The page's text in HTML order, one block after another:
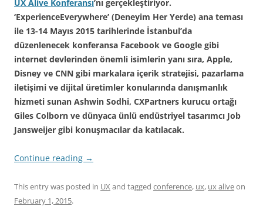
UX Alive Konferansı’nı gerçekleştiriyor.
‘ExperienceEverywhere’ (Deneyim Her Yerde) ana teması
ile 13-14 Mayıs 2015 tarihlerinde İstanbul’da
düzenlenecek konferansa Facebook ve Google gibi
internet devlerinden önemli isimlerin yanı sıra, Apple,
Disney ve CNN gibi markalara içerik stratejisi, pazarlama
iletişimi ve dijital üretimler konularında danışmanlık
hizmeti sunan Ashwin Sodhi, CXPartners kurucu ortağı
Giles Colborn ve dünyaca ünlü endüstriyel tasarımcı Job
Jansweijer gibi konuşmacılar da katılacak.
Continue reading →
This entry was posted in UX and tagged conference, ux, ux aliveon
February 1, 2015.